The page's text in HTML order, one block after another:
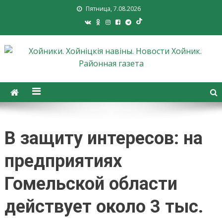
Пятница, 7.08.2026
Хойники. Хойнiцкiя навiны.
Новости Хойник. Районная
В защиту интересов: на
предприятиях
Гомельской области
действует около 3 тыс.